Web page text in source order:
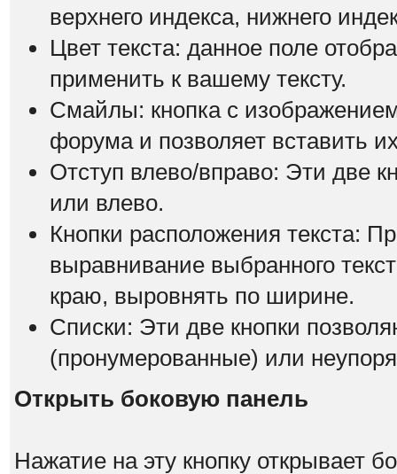
верхнего индекса, нижнего
Цвет текста: данное поле
применить к вашему тексту.
Смайлы: кнопка с
форума и позволяет вставить
Отступ влево/вправо: Эти две
или влево.
Кнопки расположения текста:
выравнивание выбранного
краю, выровнять по ширине.
Списки: Эти две кнопки
(пронумерованные) или
Открыть боковую панель
Нажатие на эту кнопку открывает